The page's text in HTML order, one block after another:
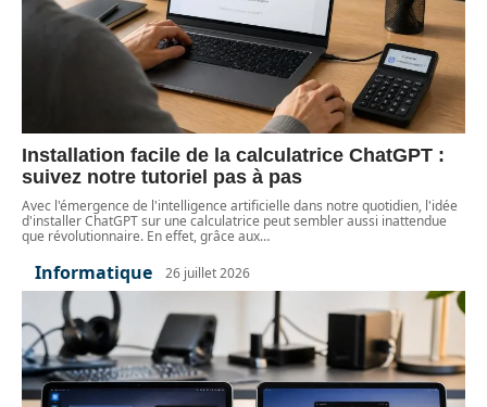
Installation facile de la calculatrice ChatGPT :
suivez notre tutoriel pas à pas
Avec l'émergence de l'intelligence artificielle dans notre quotidien, l'idée
d'installer ChatGPT sur une calculatrice peut sembler aussi inattendue
que révolutionnaire. En effet, grâce aux…
Informatique 26 juillet 2026